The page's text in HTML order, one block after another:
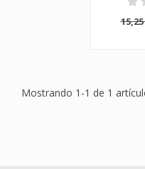
Mostrando 1-1 de 1